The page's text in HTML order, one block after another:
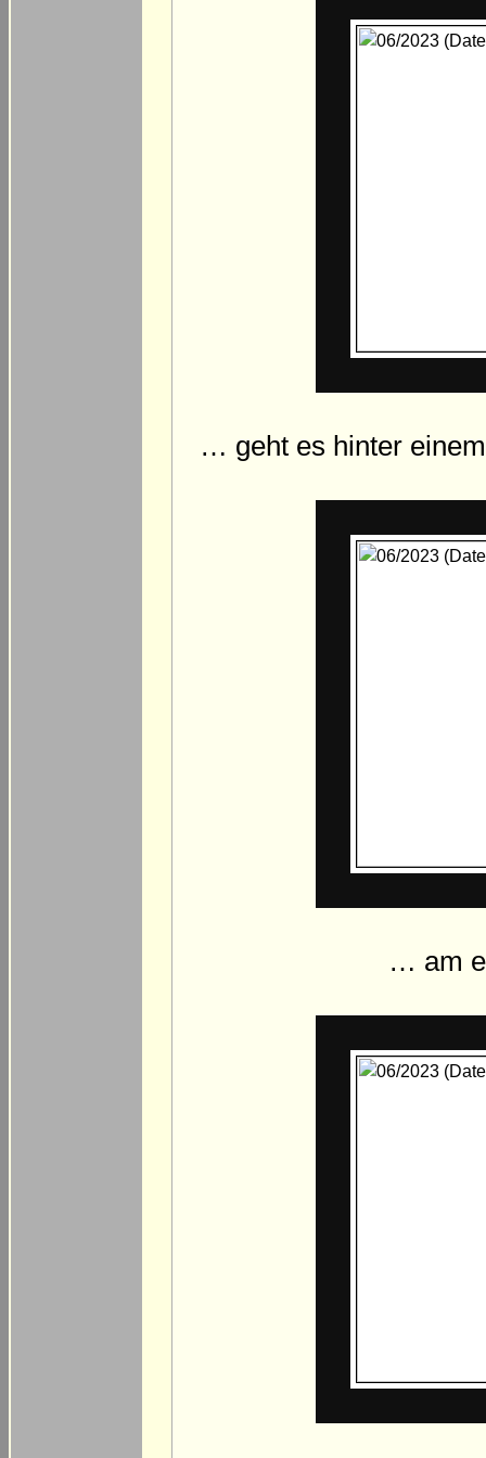
… geht es hinter
… am